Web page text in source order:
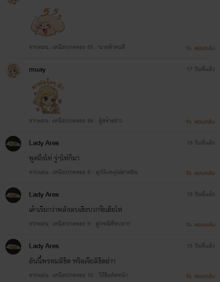
จากตอน: เหนือปกครอง 85 : นางฟ้าคนดี ตอบกลับ
muay
จากตอน: เหนือปกครอง 86 : ผู้สร้างข่าว
17 วันที่แล้ว
ตอบกลับ
Lady Ares
พูดถึงไท่ จู่ๆไท่ก็มา
จากตอน: เหนือปกครอง 8 : อุบัติเหตุไม่คาดฝัน
18 วันที่แล้ว
ตอบกลับ
Lady Ares
เค้าเรียกว่าพลังลบเชิงบวกจ๊ะเฮียไท่
จากตอน: เหนือปกครอง 9 : คู่กรณีที่จบยาก
18 วันที่แล้ว
ตอบกลับ
Lady Ares
อันนี้พรหมลิขิต หรือเจียลิขิตอ่าา
จากตอน: เหนือปกครอง 10 : วิธีชิงตัดหน้า
18 วันที่แล้ว
ตอบกลับ